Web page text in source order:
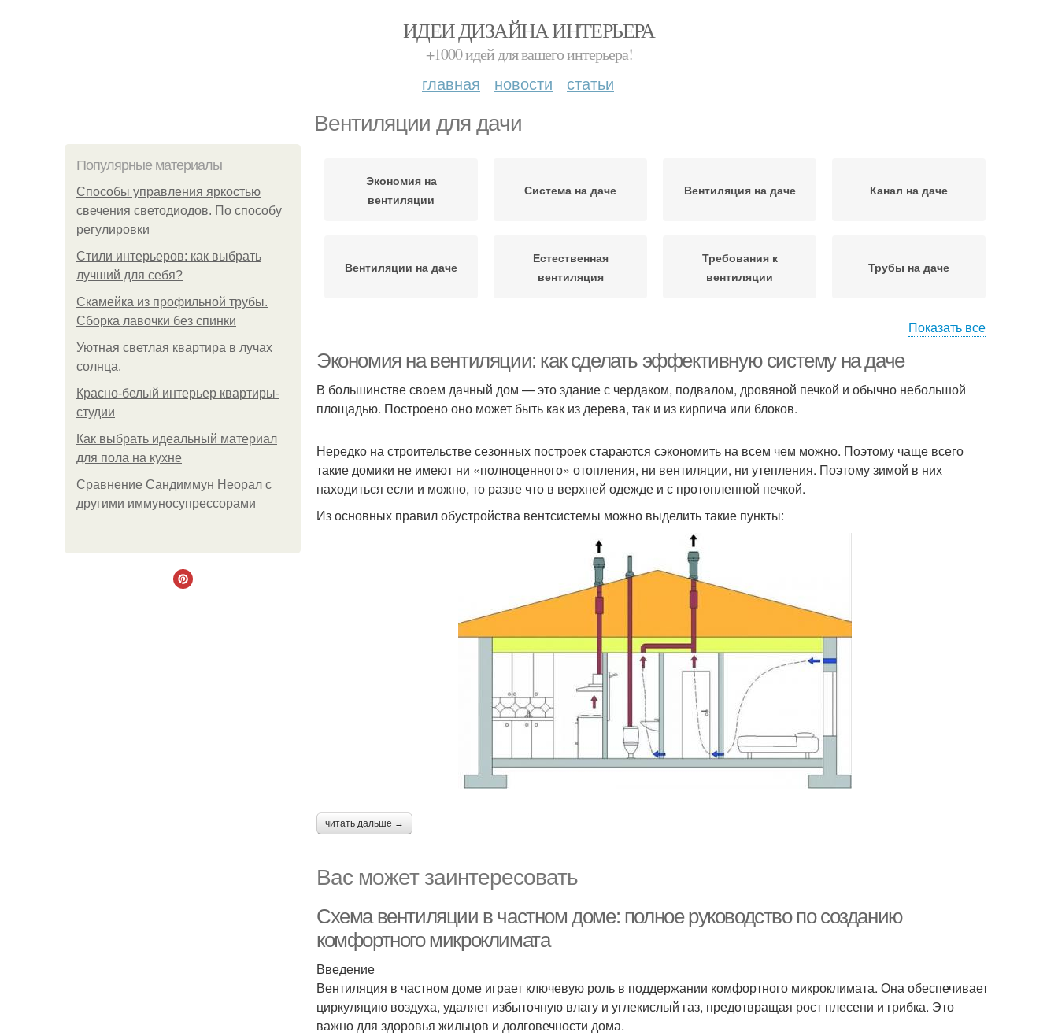
ИДЕИ ДИЗАЙНА ИНТЕРЬЕРА
+1000 идей для вашего интерьера!
главная новости статьи
Вентиляции для дачи
Популярные материалы
Способы управления яркостью
свечения светодиодов. По способу
регулировки
Стили интерьеров: как выбрать
лучший для себя?
Скамейка из профильной трубы.
Сборка лавочки без спинки
Уютная светлая квартира в лучах
солнца.
Красно-белый интерьер квартиры-
студии
Как выбрать идеальный материал
для пола на кухне
Сравнение Сандиммун Неорал с
другими иммуносупрессорами
Экономия на
вентиляции
Система на даче Вентиляция на даче Канал на даче
Вентиляции на даче
Естественная
вентиляция
Требования к
вентиляции
Трубы на даче
использования
Показать все
Экономия на вентиляции: как сделать эффективную систему на даче
В большинстве своем дачный дом — это здание с чердаком, подвалом, дровяной печкой и обычно небольшой
площадью. Построено оно может быть как из дерева, так и из кирпича или блоков.
Нередко на строительстве сезонных построек стараются сэкономить на всем чем можно. Поэтому чаще всего
такие домики не имеют ни «полноценного» отопления, ни вентиляции, ни утепления. Поэтому зимой в них
находиться если и можно, то разве что в верхней одежде и с протопленной печкой.
Из основных правил обустройства вентсистемы можно выделить такие пункты:
читать дальше →
Вас может заинтересовать
Схема вентиляции в частном доме: полное руководство по созданию
комфортного микроклимата
Введение
Вентиляция в частном доме играет ключевую роль в поддержании комфортного микроклимата. Она обеспечивает
циркуляцию воздуха, удаляет избыточную влагу и углекислый газ, предотвращая рост плесени и грибка. Это
важно для здоровья жильцов и долговечности дома.